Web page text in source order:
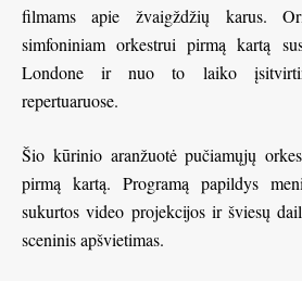
filmams apie žvaigždžių karus.
simfoniniam orkestrui pirmą kartą
Londone ir nuo to laiko
repertuaruose.
Šio kūrinio aranžuotė pučiamųjų
pirmą kartą. Programą papildys
sukurtos video projekcijos ir šviesų
sceninis apšvietimas.